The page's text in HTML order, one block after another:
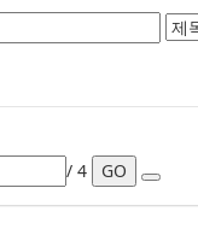
/ 4
GO